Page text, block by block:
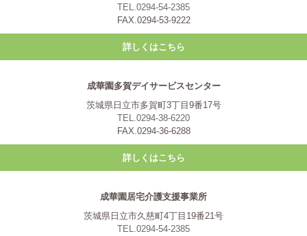
TEL.0294-54-2385
FAX.0294-53-9222
詳しくはこちら
成華園多賀デイサービスセンター
茨城県日立市多賀町3丁目9番17号
TEL.0294-38-6220
FAX.0294-36-6288
詳しくはこちら
成華園居宅介護支援事業所
茨城県日立市久慈町4丁目19番21号
TEL.0294-54-2385